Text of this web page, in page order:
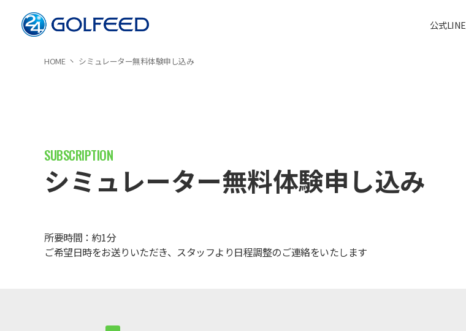
公式LINE
HOME シミュレーター無料体験申し込み
シミュレーター無料体験申し込み
所要時間：約1分
ご希望日時をお送りいただき、スタッフより日程調整のご連絡をいたします